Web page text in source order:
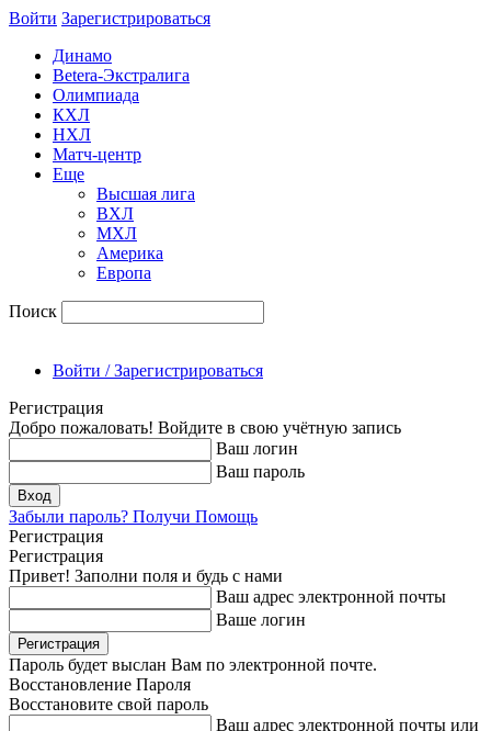
Войти Зарегиcтрироваться
Динамо
Betera-Экстралига
Олимпиада
КХЛ
НХЛ
Матч-центр
Еще
Высшая лига
ВХЛ
МХЛ
Америка
Европа
Поиск
Войти / Зарегистрироваться
Регистрация
Добро пожаловать! Войдите в свою учётную запись
Ваш логин
Ваш пароль
Забыли пароль? Получи Помощь
Регистрация
Регистрация
Привет! Заполни поля и будь с нами
Ваш адрес электронной почты
Ваше логин
Пароль будет выслан Вам по электронной почте.
Восстановление Пароля
Восстановите свой пароль
Ваш адрес электронной почты или